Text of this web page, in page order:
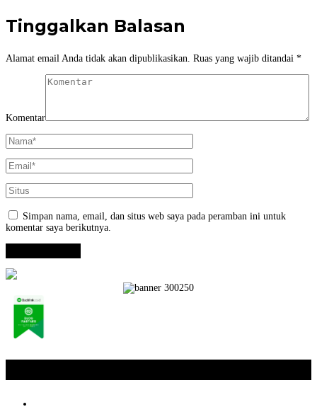
Tinggalkan Balasan
Alamat email Anda tidak akan dipublikasikan. Ruas yang wajib ditandai *
Komentar
Simpan nama, email, dan situs web saya pada peramban ini untuk
komentar saya berikutnya.